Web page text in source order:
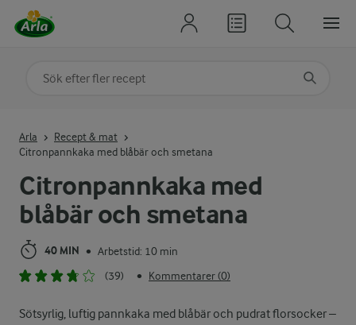
Citronpannkaka med
blåbär och smetana
40 MIN • Arbetstid: 10 min
(39)
• Kommentarer (0)
Sötsyrlig, luftig pannkaka med blåbär och pudrat florsocker –
Arla
Recept & mat
Citronpannkaka med blåbär och smetana
Sök på kategori eller ingrediens